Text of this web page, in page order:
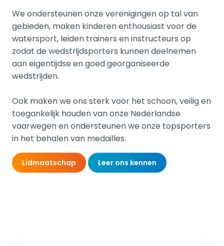
We ondersteunen onze verenigingen op tal van
gebieden, maken kinderen enthousiast voor de
watersport, leiden trainers en instructeurs op
zodat de wedstrijdsporters kunnen deelnemen
aan eigentijdse en goed georganiseerde
wedstrijden.
Ook maken we ons sterk voor het schoon, veilig en
toegankelijk houden van onze Nederlandse
vaarwegen en ondersteunen we onze topsporters
in het behalen van medailles.
Lidmaatschap Leer ons kennen